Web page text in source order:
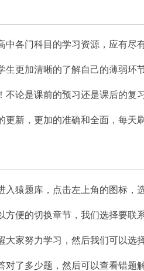
各门科目的学习资源，应有尽
更加清晰的了解自己的薄弱环
论是课前的预习还是课后的复
新，更加的准确和全面，每天
猿题库，点击左上角的图标，
便的切换章节，我们选择要联
家努力学习，然后我们可以选
了多少题，然后可以查看错题解